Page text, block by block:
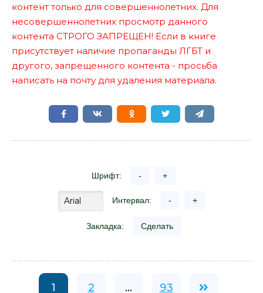
контент только для совершеннолетних. Для
несовершеннолетних просмотр данного
контента СТРОГО ЗАПРЕЩЕН! Если в книге
присутствует наличие пропаганды ЛГБТ и
другого, запрещенного контента - просьба
написать на почту для удаления материала.
Шрифт: - +
Интервал: - +
Закладка: Сделать
1 2 ... 93